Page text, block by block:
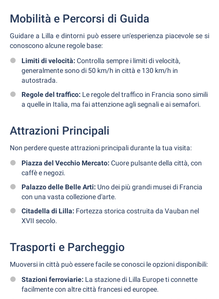
Mobilità e Percorsi di Guida
Guidare a Lilla e dintorni può essere un'esperienza piacevole se si
conoscono alcune regole base:
Limiti di velocità: Controlla sempre i limiti di velocità,
generalmente sono di 50 km/h in città e 130 km/h in
autostrada.
Regole del traffico: Le regole del traffico in Francia sono simili
a quelle in Italia, ma fai attenzione agli segnali e ai semafori.
Attrazioni Principali
Non perdere queste attrazioni principali durante la tua visita:
Piazza del Vecchio Mercato: Cuore pulsante della città, con
caffè e negozi.
Palazzo delle Belle Arti: Uno dei più grandi musei di Francia
con una vasta collezione d'arte.
Citadella di Lilla: Fortezza storica costruita da Vauban nel
XVII secolo.
Trasporti e Parcheggio
Muoversi in città può essere facile se conosci le opzioni disponibili:
Stazioni ferroviarie: La stazione di Lilla Europe ti connette
facilmente con altre città francesi ed europee.